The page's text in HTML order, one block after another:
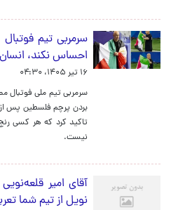
سرمربی تیم
احساس نکند،
۱۶ تیر ۱۴۰۵، ۰۴:۳۰
سرمربی تیم ملی فوتبال
تاکید کرد که هر کسی
نیست.
آقای امیر
نویل از تیم شما